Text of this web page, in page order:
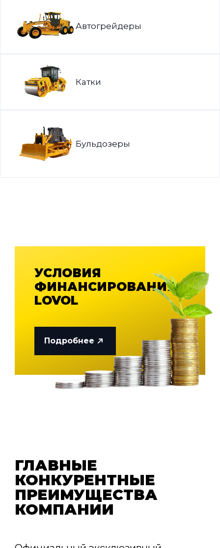
Автогрейдеры
Катки
Бульдозеры
УСЛОВИЯ
ФИНАНСИРОВАНИЯ
LOVOL
Подробнее
ГЛАВНЫЕ
КОНКУРЕНТНЫЕ
ПРЕИМУЩЕСТВА
КОМПАНИИ